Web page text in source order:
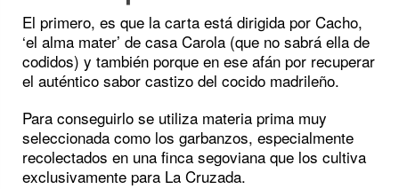
El primero, es que la carta está dirigida por Cacho,
‘el alma mater’ de casa Carola (que no sabrá ella de
codidos) y también porque en ese afán por recuperar
el auténtico sabor castizo del cocido madrileño.
Para conseguirlo se utiliza materia prima muy
seleccionada como los garbanzos, especialmente
recolectados en una finca segoviana que los cultiva
exclusivamente para La Cruzada.